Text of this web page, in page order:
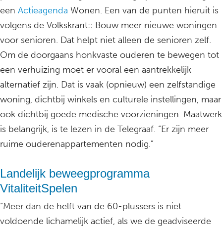
een Actieagenda Wonen. Een van de punten hieruit is
volgens de Volkskrant:: Bouw meer nieuwe woningen
voor senioren. Dat helpt niet alleen de senioren zelf.
Om de doorgaans honkvaste ouderen te bewegen tot
een verhuizing moet er vooral een aantrekkelijk
alternatief zijn. Dat is vaak (opnieuw) een zelfstandige
woning, dichtbij winkels en culturele instellingen, maar
ook dichtbij goede medische voorzieningen. Maatwerk
is belangrijk, is te lezen in de Telegraaf. “Er zijn meer
ruime ouderenappartementen nodig.”
Landelijk beweegprogramma
VitaliteitSpelen
“Meer dan de helft van de 60-plussers is niet
voldoende lichamelijk actief, als we de geadviseerde